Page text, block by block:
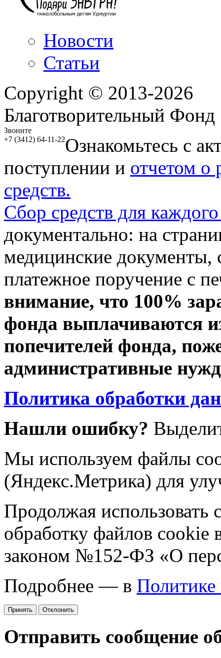
Новости
Статьи
Copyright © 2013-2026
Благотворительный
Звоните
+7 (3412) 64-11-22Ознакомьтесь с
поступлении и отчетом о
средств.
Сбор средств для
документально: на
медицинские документы,
платежное поручение с
внимание, что 100%
фонда выплачиваются
попечителей фонда,
административные
Политика обработки
Нашли ошибку?
Мы используем файлы
(Яндекс.Метрика) для
Продолжая использовать
обработку файлов cookie
законом №152-ФЗ «О
Подробнее — в Политике
Принять Отклонить
Отправить сообщение